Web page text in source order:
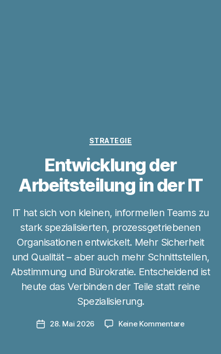
Kategorien
STRATEGIE
Entwicklung der
Arbeitsteilung in der IT
IT hat sich von kleinen, informellen Teams zu
stark spezialisierten, prozessgetriebenen
Organisationen entwickelt. Mehr Sicherheit
und Qualität – aber auch mehr Schnittstellen,
Abstimmung und Bürokratie. Entscheidend ist
heute das Verbinden der Teile statt reine
Spezialisierung.
Beitragsautor
V
o
z
l
Veröffentlichungsdatum
28. Mai 2026 Keine Kommentarezu